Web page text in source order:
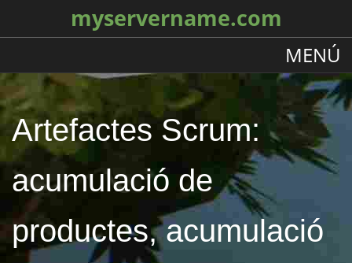
myservername.com
MENÚ
Artefactes Scrum:
acumulació de
productes, acumulació